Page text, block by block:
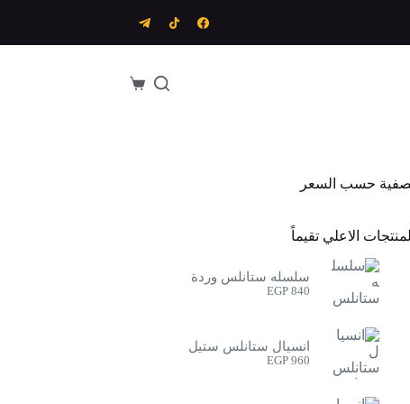
عربة
حسب السعر
المنتجات الاعلي تقيماً
سلسله ستانلس وردة
EGP840
انسيال ستانلس ستيل
EGP960